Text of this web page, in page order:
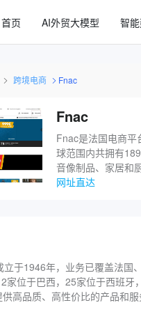
首页 AI外贸大模型 智
跨境电商 Fnac
Fnac
Fnac是法国电商
球范围内共拥有
音像制品、家居和
网址直达
立于1946年，业务已覆盖法国
家位于巴西，25家位于西班
高品质、高性价比的产品和